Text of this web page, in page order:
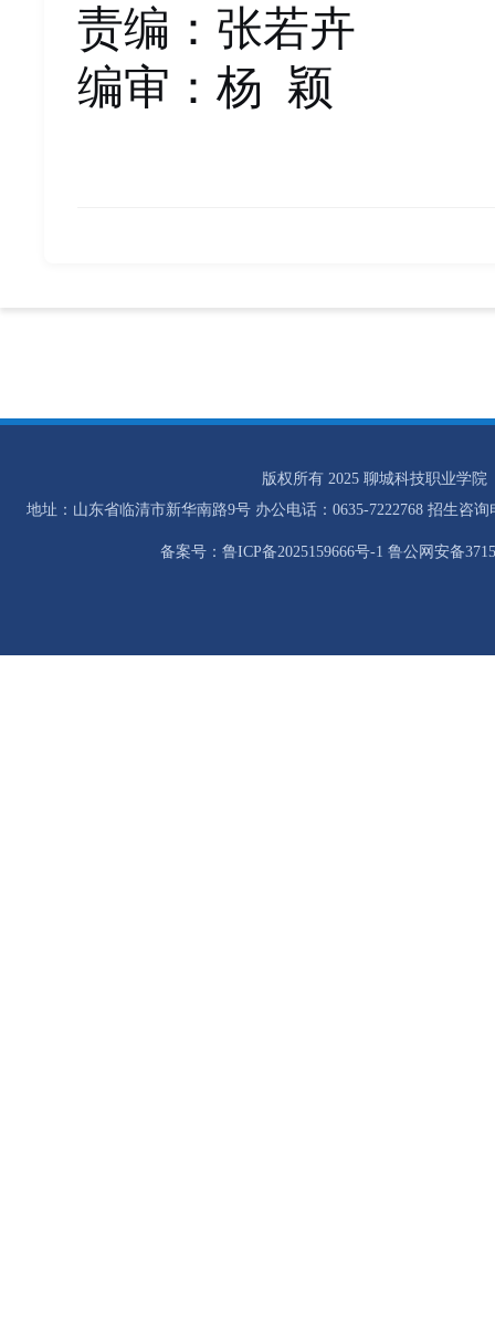
责编 ： 张若卉
编审 ： 杨 颖
版权所有 2025 聊城科技职业学院
地址：山东省临清市新华南路9号 办公电话：0635-7222768 招生咨询
备案号：鲁ICP备2025159666号-1 鲁公网安备